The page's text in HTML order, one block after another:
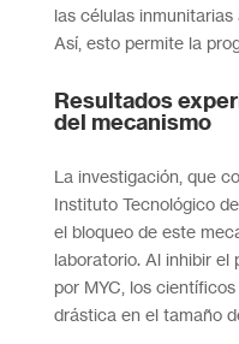
las células
Así, esto permite la
Resultados
del mecanismo
La investigación, que
Instituto Tecnológico
el bloqueo de este
laboratorio. Al inhibir
por MYC, los
drástica en el tamaño